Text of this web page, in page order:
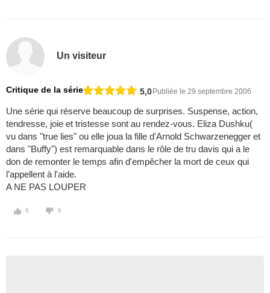
Un visiteur
Critique de la série 5,0Publiée le 29 septembre 2006
Une série qui réserve beaucoup de surprises. Suspense, action,
tendresse, joie et tristesse sont au rendez-vous. Eliza Dushku(
vu dans "true lies" ou elle joua la fille d'Arnold Schwarzenegger et
dans "Buffy") est remarquable dans le rôle de tru davis qui a le
don de remonter le temps afin d'empêcher la mort de ceux qui
l'appellent à l'aide.
A NE PAS LOUPER
0 0